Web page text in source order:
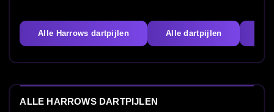
Alle Harrows dartpijlen Alle dartpijlen
ALLE HARROWS DARTPIJLEN